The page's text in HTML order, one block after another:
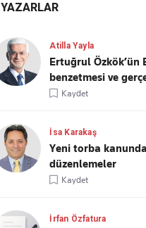
YAZARLAR
Atilla Yayla
Ertuğrul Özkök’ün
benzetmesi ve
Kaydet
İsa Karakaş
Yeni torba
düzenlemeler
Kaydet
İrfan Özfatura